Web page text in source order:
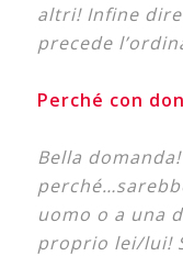
altri! Infine
precede
Perché con
Bella
uomo o a una
proprio lei/lui!